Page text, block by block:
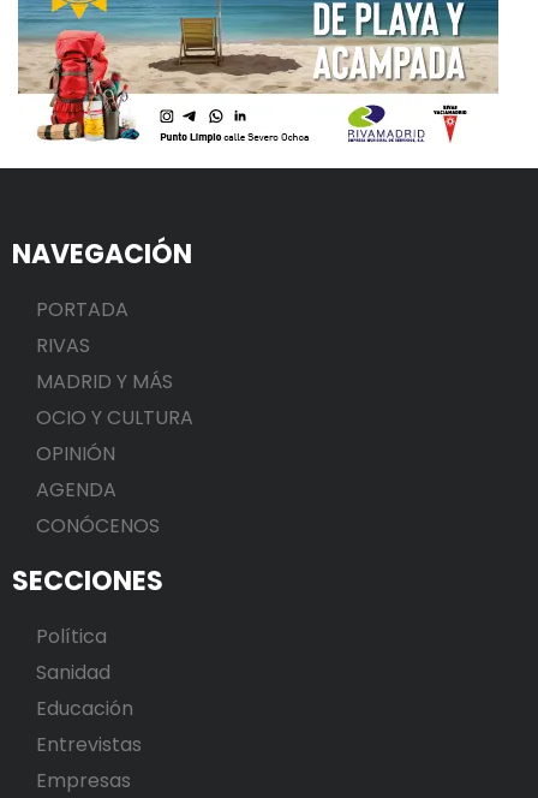
NAVEGACIÓN
PORTADA
RIVAS
MADRID Y MÁS
OCIO Y CULTURA
OPINIÓN
AGENDA
CONÓCENOS
SECCIONES
Política
Sanidad
Educación
Entrevistas
Empresas